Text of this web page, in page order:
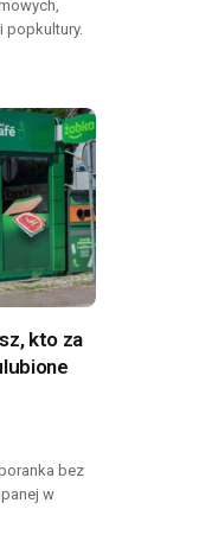
popkultury.
kto za
bez
w